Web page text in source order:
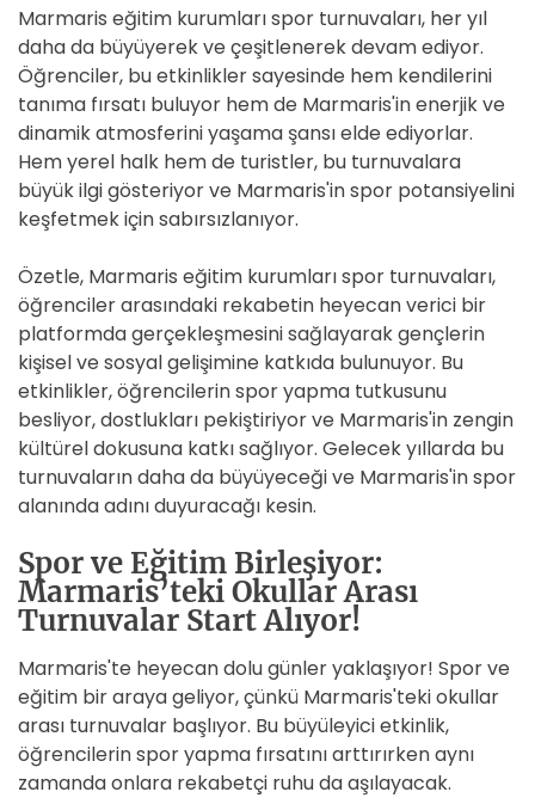
Marmaris eğitim kurumları spor turnuvaları, her yıl
daha da büyüyerek ve çeşitlenerek devam ediyor.
Öğrenciler, bu etkinlikler sayesinde hem kendilerini
tanıma fırsatı buluyor hem de Marmaris'in enerjik ve
dinamik atmosferini yaşama şansı elde ediyorlar.
Hem yerel halk hem de turistler, bu turnuvalara
büyük ilgi gösteriyor ve Marmaris'in spor potansiyelini
keşfetmek için sabırsızlanıyor.
Özetle, Marmaris eğitim kurumları spor turnuvaları,
öğrenciler arasındaki rekabetin heyecan verici bir
platformda gerçekleşmesini sağlayarak gençlerin
kişisel ve sosyal gelişimine katkıda bulunuyor. Bu
etkinlikler, öğrencilerin spor yapma tutkusunu
besliyor, dostlukları pekiştiriyor ve Marmaris'in zengin
kültürel dokusuna katkı sağlıyor. Gelecek yıllarda bu
turnuvaların daha da büyüyeceği ve Marmaris'in spor
alanında adını duyuracağı kesin.
Spor ve Eğitim Birleşiyor:
Marmaris’teki Okullar Arası
Turnuvalar Start Alıyor!
Marmaris'te heyecan dolu günler yaklaşıyor! Spor ve
eğitim bir araya geliyor, çünkü Marmaris'teki okullar
arası turnuvalar başlıyor. Bu büyüleyici etkinlik,
öğrencilerin spor yapma fırsatını arttırırken aynı
zamanda onlara rekabetçi ruhu da aşılayacak.